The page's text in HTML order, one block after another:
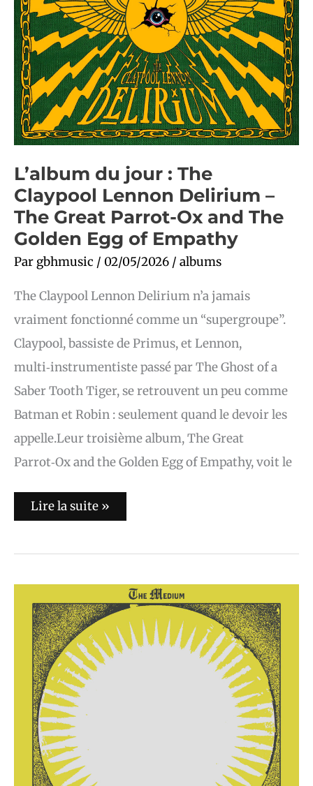
L’album du jour : The
Claypool Lennon Delirium –
The Great Parrot-Ox and The
Golden Egg of Empathy
Par gbhmusic / 02/05/2026 / albums
The Claypool Lennon Delirium n’a jamais
vraiment fonctionné comme un “supergroupe”.
Claypool, bassiste de Primus, et Lennon,
multi‑instrumentiste passé par The Ghost of a
Saber Tooth Tiger, se retrouvent un peu comme
Batman et Robin : seulement quand le devoir les
appelle.Leur troisième album, The Great
Parrot‑Ox and the Golden Egg of Empathy, voit le
Ox
and
The
Golden
Egg
of
Empathy
Lire la suite »
L’album
du
jour
The
Medium
–
Speaking
Of
The
Coast